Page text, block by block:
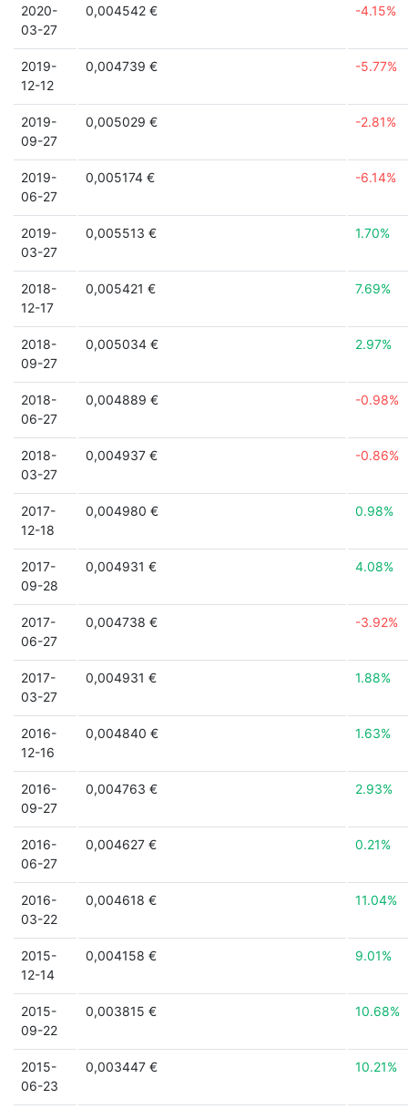
2020-
03-27
0,004542 € -4.15%
2019-
12-12
0,004739 € -5.77%
2019-
09-27
0,005029 € -2.81%
2019-
06-27
0,005174 € -6.14%
2019-
03-27
0,005513 € 1.70%
2018-
12-17
0,005421 € 7.69%
2018-
09-27
0,005034 € 2.97%
2018-
06-27
0,004889 € -0.98%
2018-
03-27
0,004937 € -0.86%
2017-
12-18
0,004980 € 0.98%
2017-
09-28
0,004931 € 4.08%
2017-
06-27
0,004738 € -3.92%
2017-
03-27
0,004931 € 1.88%
2016-
12-16
0,004840 € 1.63%
2016-
09-27
0,004763 € 2.93%
2016-
06-27
0,004627 € 0.21%
2016-
03-22
0,004618 € 11.04%
2015-
12-14
0,004158 € 9.01%
2015-
09-22
0,003815 € 10.68%
2015-
06-23
0,003447 € 10.21%